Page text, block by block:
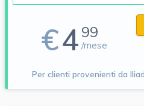
€4 99
/mese
Per clienti provenienti da